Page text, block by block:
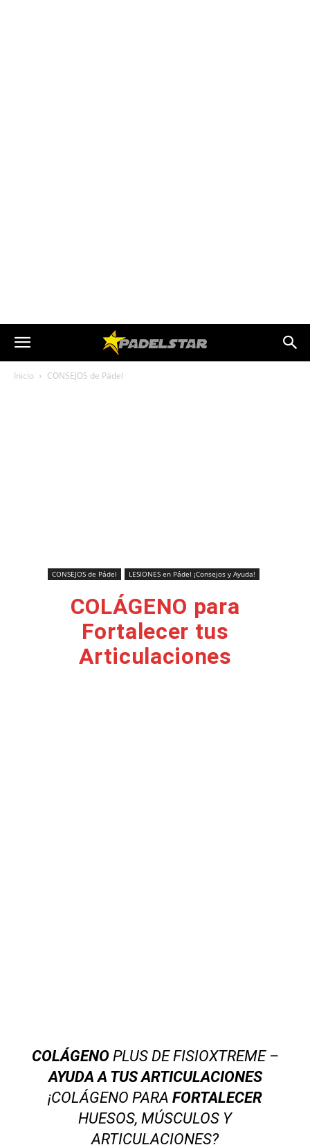
Inicio CONSEJOS de Pádel
CONSEJOS de Pádel LESIONES en Pádel ¡Consejos y Ayuda!
COLÁGENO para
Fortalecer tus
Articulaciones
COLÁGENOPLUS DE FISIOXTREME –
AYUDA A TUS ARTICULACIONES
¡COLÁGENO PARA FORTALECER
HUESOS, MÚSCULOS Y
ARTICULACIONES?